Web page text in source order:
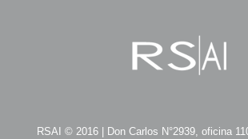
RSAI © 2016 | Don Carlos N°2939, oficina